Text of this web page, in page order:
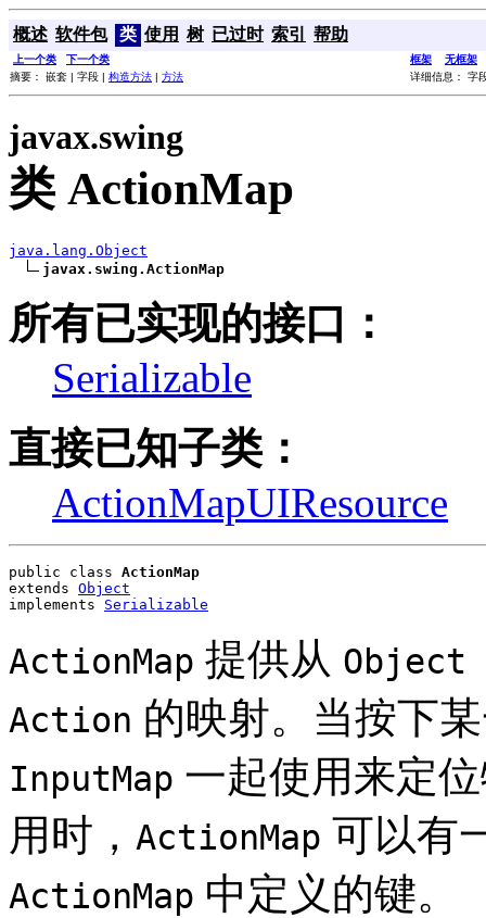
概述 软件包 类 使用 树 已过时 索引 帮助
上一个类 下一个类 框架
无框架
摘要： 嵌套 | 字段 | 构造方法 | 方法 详细信息： 字
javax.swing
类 ActionMap
java.lang.Object
javax.swing.ActionMap
所有已实现的接口：
Serializable
直接已知子类：
ActionMapUIResource
public class ActionMap
extends Object
implements Serializable
ActionMap 提供从 Object
Action 的映射。当按下
InputMap 一起使用来定
用时， ActionMap 可以有
ActionMap 中定义的键。